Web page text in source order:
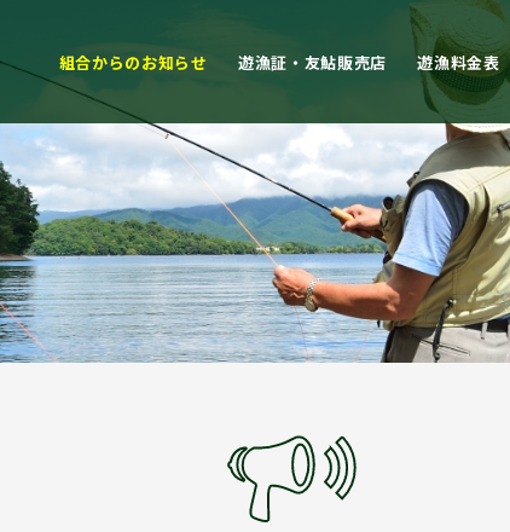
組合からのお知らせ 遊漁証・友鮎販売店 遊漁料金表